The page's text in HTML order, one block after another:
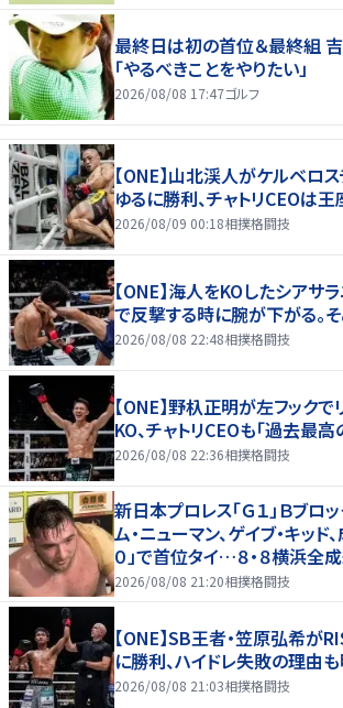
最終日は初の首位＆最終組
「やるべきことをやりたい」
2026/08/08 17:47ゴルフ
【ONE】山北渓人がケルベロ
ゆるに勝利、チャトリCEOは
2026/08/09 00:18相撲格闘技
【ONE】海人をKOしたシアサ
で反撃する時に腕が下がる。そ
2026/08/08 22:48相撲格闘技
【ONE】野杁正明が左フックで
KO、チャトリCEOも「過去最高
2026/08/08 22:36相撲格闘技
新日本プロレス「Ｇ１」Ｂブロ
ム・ニューマン、ゲイブ・キッド
０」で首位タイ…８・８横浜全
2026/08/08 21:20相撲格闘技
【ONE】SB王者・笠原弘希が
に勝利、ハイドレ失敗の理由
2026/08/08 21:03相撲格闘技